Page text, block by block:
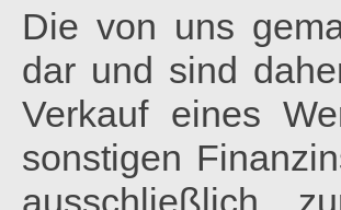
Die von uns
dar und sind
Verkauf eines
sonstigen
ausschließlich